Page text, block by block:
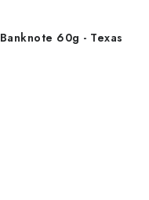
Banknote 60g - Texas